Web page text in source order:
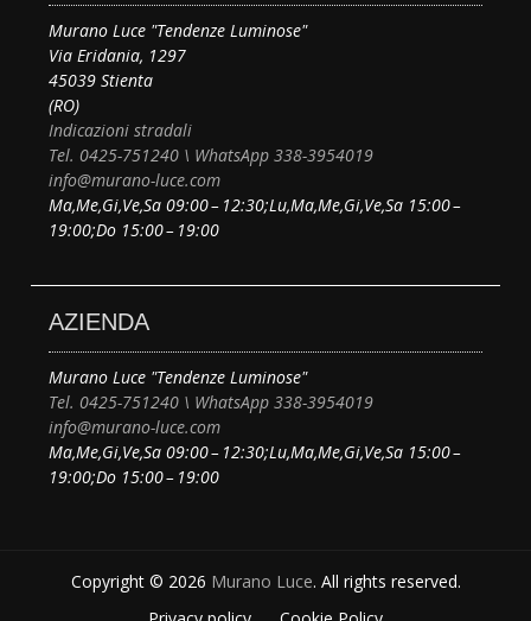
Murano Luce "Tendenze Luminose"
Via Eridania, 1297
45039 Stienta
(RO)
Indicazioni stradali
Tel. 0425-751240 \ WhatsApp 338-3954019
info@murano-luce.com
Ma,Me,Gi,Ve,Sa 09:00 – 12:30;Lu,Ma,Me,Gi,Ve,Sa 15:00 –
19:00;Do 15:00 – 19:00
AZIENDA
Murano Luce "Tendenze Luminose"
Tel. 0425-751240 \ WhatsApp 338-3954019
info@murano-luce.com
Ma,Me,Gi,Ve,Sa 09:00 – 12:30;Lu,Ma,Me,Gi,Ve,Sa 15:00 –
19:00;Do 15:00 – 19:00
Copyright © 2026 Murano Luce. All rights reserved.